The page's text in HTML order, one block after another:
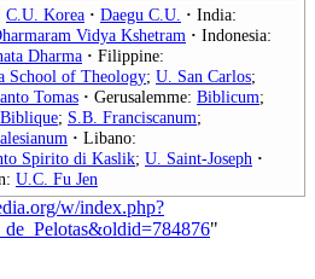
C.U. Korea · Daegu C.U. · India:
Vidya Kshetram · Indonesia:
Dharma · Filippine:
School of Theology; U. San Carlos;
Tomas · Gerusalemme: Biblicum;
; S.B. Franciscanum;
· Libano:
Spirito di Kaslik; U. Saint-Joseph ·
U.C. Fu Jen
w/index.php?
"